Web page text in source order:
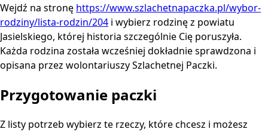
Wejdź na stronę https://www.szlachetnapaczka.pl/wybor-
rodziny/lista-rodzin/204 i wybierz rodzinę z powiatu
Jasielskiego, której historia szczególnie Cię poruszyła.
Każda rodzina została wcześniej dokładnie sprawdzona i
opisana przez wolontariuszy Szlachetnej Paczki.
Przygotowanie paczki
Z listy potrzeb wybierz te rzeczy, które chcesz i możesz